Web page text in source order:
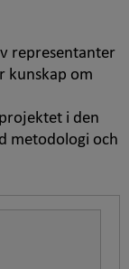
representanter
kunskap om
i den
metodologi och